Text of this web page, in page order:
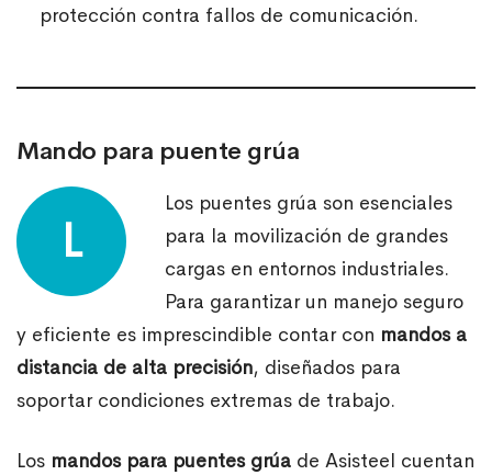
protección contra fallos de comunicación.
Mando para puente grúa
L
Los puentes grúa son esenciales
para la movilización de grandes
cargas en entornos industriales.
Para garantizar un manejo seguro
y eficiente es imprescindible contar con mandos a
distancia de alta precisión, diseñados para
soportar condiciones extremas de trabajo.
Los mandos para puentes grúa de Asisteel cuentan